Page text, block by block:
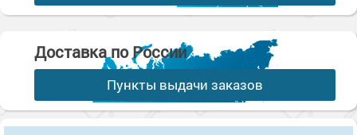
Доставка по России
Пункты выдачи заказов